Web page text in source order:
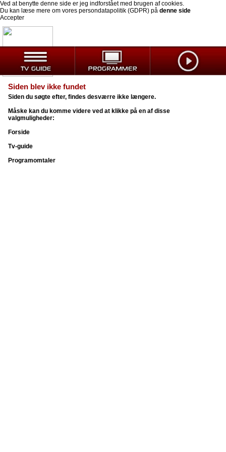
Ved at benytte denne side er jeg indforstået med brugen af cookies.
Du kan læse mere om vores persondatapolitik (GDPR) på denne side
Accepter
Siden blev ikke fundet
Siden du søgte efter, findes desværre ikke længere.
Måske kan du komme videre ved at klikke på en af disse
valgmuligheder:
Forside
Tv-guide
Programomtaler